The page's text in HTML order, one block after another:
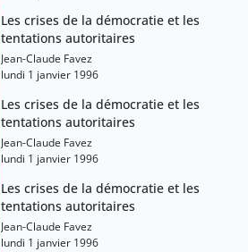
Les crises de la démocratie et les
tentations autoritaires
Jean-Claude Favez
lundi 1 janvier 1996
Les crises de la démocratie et les
tentations autoritaires
Jean-Claude Favez
lundi 1 janvier 1996
Les crises de la démocratie et les
tentations autoritaires
Jean-Claude Favez
lundi 1 janvier 1996